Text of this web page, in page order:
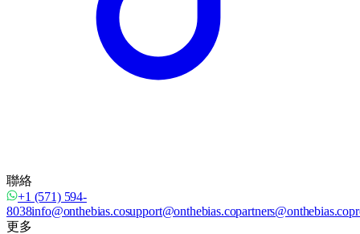
聯絡
+1 (571) 594-
8038info@onthebias.cosupport@onthebias.copartners@onthebias.co
更多